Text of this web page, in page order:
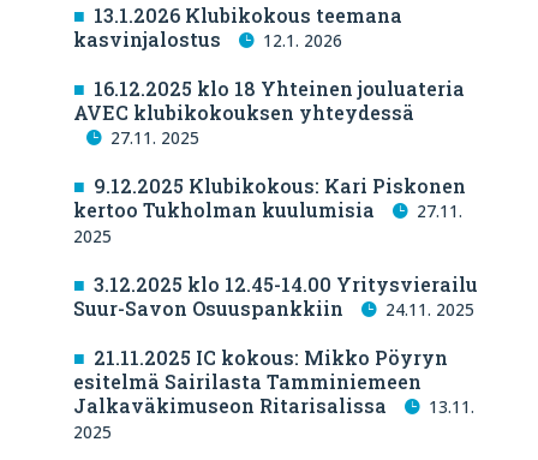
13.1.2026 Klubikokous teemana
kasvinjalostus
12.1. 2026
16.12.2025 klo 18 Yhteinen jouluateria
AVEC klubikokouksen yhteydessä
27.11. 2025
9.12.2025 Klubikokous: Kari Piskonen
kertoo Tukholman kuulumisia
27.11.
2025
3.12.2025 klo 12.45-14.00 Yritysvierailu
Suur-Savon Osuuspankkiin
24.11. 2025
21.11.2025 IC kokous: Mikko Pöyryn
esitelmä Sairilasta Tamminiemeen
Jalkaväkimuseon Ritarisalissa
13.11.
2025